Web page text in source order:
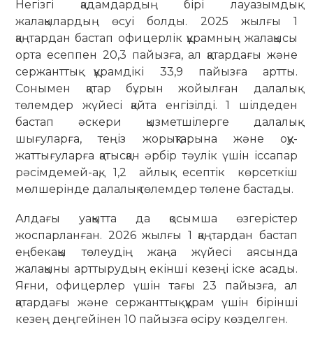
Негізгі қадамдардың бірі лауазымдық
жалақылардың өсуі болды. 2025 жылғы 1
қаңтардан бастап офицерлік құрамның жалақысы
орта есеппен 20,3 пайызға, ал қатардағы және
сержанттық құрамдікі 33,9 пайызға артты.
Сонымен қатар бұрын жойылған далалық
төлемдер жүйесі қайта енгізілді. 1 шілдеден
бастап әскери қызметшілерге далалық
шығуларға, теңіз жорықтарына және оқу-
жаттығуларға қатысқан әрбір тәулік үшін іссапар
рәсімдемей-ақ, 1,2 айлық есептік көрсеткіш
мөлшерінде далалық төлемдер төлене бастады.
Алдағы уақытта да қосымша өзгерістер
жоспарланған. 2026 жылғы 1 қаңтардан бастап
еңбекақы төлеудің жаңа жүйесі аясында
жалақыны арттырудың екінші кезеңі іске асады.
Яғни, офицерлер үшін тағы 23 пайызға, ал
қатардағы және сержанттық құрам үшін бірінші
кезең деңгейінен 10 пайызға өсіру көзделген.